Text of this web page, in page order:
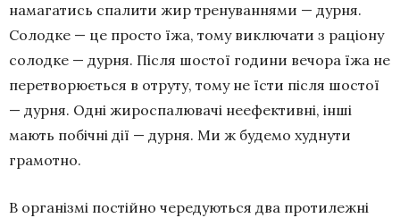
намагатись спалити жир тренуваннями — дурня.
Солодке — це просто їжа, тому виключати з раціону
солодке — дурня. Після шостої години вечора їжа не
перетворюється в отруту, тому не їсти після шостої
— дурня. Одні жироспалювачі неефективні, інші
мають побічні дії — дурня. Ми ж будемо худнути
грамотно.
В організмі постійно чередуються два протилежні